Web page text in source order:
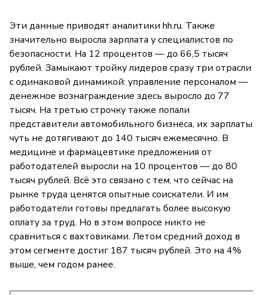
Эти данные приводят аналитики hh.ru. Также
значительно выросла зарплата у специалистов по
безопасности. На 12 процентов — до 66,5 тысяч
рублей. Замыкают тройку лидеров сразу три отрасли
с одинаковой динамикой: управление персоналом —
денежное вознаграждение здесь выросло до 77
тысяч. На третью строчку также попали
представители автомобильного бизнеса, их зарплаты
чуть не дотягивают до 140 тысяч ежемесячно. В
медицине и фармацевтике предложения от
работодателей выросли на 10 процентов — до 80
тысяч рублей. Всё это связано с тем, что сейчас на
рынке труда ценятся опытные соискатели. И им
работодатели готовы предлагать более высокую
оплату за труд. Но в этом вопросе никто не
сравниться с вахтовиками. Летом средний доход в
этом сегменте достиг 187 тысяч рублей. Это на 4%
выше, чем годом ранее.